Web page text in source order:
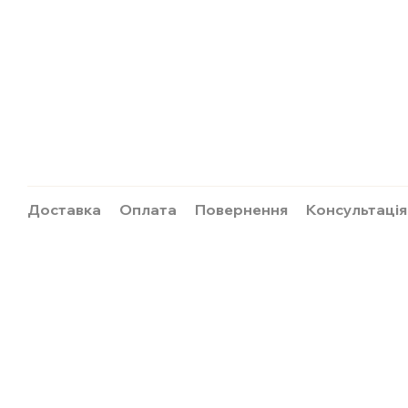
Доставка Оплата Повернення Консультація